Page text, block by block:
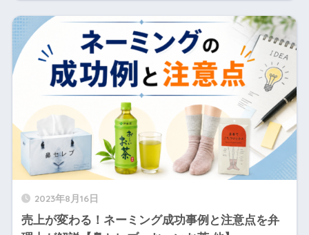
2023年8月16日
売上が変わる！ネーミング成功事例と注意点を弁